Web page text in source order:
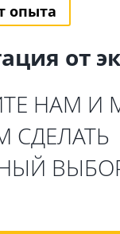
опыта
от
НАМ И